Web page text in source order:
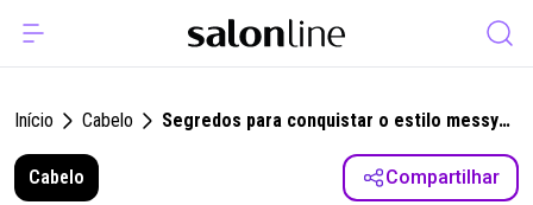
Início Cabelo
Segredos para conquistar o estilo messy
Cabelo
Compartilhar